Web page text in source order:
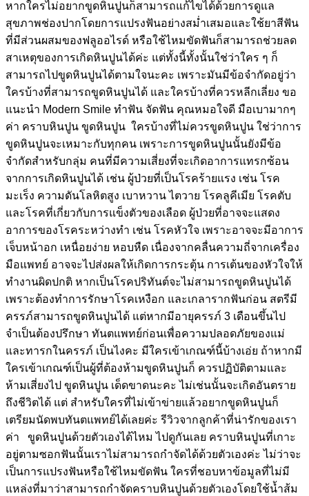
หากใครไม่อยากขูดหินปูนก็สามารถแก้ไขได้ด้วยการดูแล
สุขภาพช่องปากโดยการแปรงฟันอย่างสม่ำเสมอและใช้ยาสีฟัน
ที่มีส่วนผสมของฟลูออไรด์ หรือใช้ไหมขัดฟันก็สามารถช่วยลด
สาเหตุของการเกิดหินปูนได้ค่ะ แต่ทั้งนี้ทั้งนั้นใช่ว่าใคร ๆ ก็
สามารถไปขูดหินปูนได้ตามใจนะคะ เพราะมันมีข้อจำกัดอยู่ว่า
ใครบ้างที่สามารถขูดหินปูนได้ และใครบ้างที่ควรหลีกเลี่ยง ขอ
แนะนำ Modern Smile ทำฟัน จัดฟัน คุณหมอใจดี มือเบามากๆ
ค่า คราบหินปูน ขูดหินปูน ใครบ้างที่ไม่ควรขูดหินปูน ใช่ว่าการ
ขูดหินปูนจะเหมาะกับทุกคน เพราะการขูดหินปูนนั้นยังมีข้อ
จำกัดสำหรับกลุ่ม คนที่มีความเสี่ยงที่จะเกิดอาการแทรกซ้อน
จากการเกิดหินปูนได้ เช่น ผู้ป่วยที่เป็นโรคร้ายแรง เช่น โรค
มะเร็ง ความดันโลหิตสูง เบาหวาน ไตวาย โรคลูคีเมีย โรคตับ
และโรคที่เกี่ยวกับการแข็งตัวของเลือด ผู้ป่วยที่อาจจะแสดง
อาการของโรคระหว่างทำ เช่น โรคหัวใจ เพราะอาจจะมีอาการ
เจ็บหน้าอก เหนื่อยง่าย หอบหืด เนื่องจากคลื่นความถี่จากเครื่อง
มือแพทย์ อาจจะไปส่งผลให้เกิดการกระตุ้น การเต้นของหัวใจให้
ทำงานผิดปกติ หากเป็นโรคปริทันต์จะไม่สามารถขูดหินปูนได้
เพราะต้องทำการรักษาโรคเหงือก และเกลารากฟันก่อน สตรีมี
ครรภ์สามารถขูดหินปูนได้ แต่หากมีอายุครรภ์ 3 เดือนขึ้นไป
จำเป็นต้องปรึกษา ทันตแพทย์ก่อนเพื่อความปลอดภัยของแม่
และทารกในครรภ์ เป็นไงคะ มีใครเข้าเกณฑ์นี้บ้างเอ่ย ถ้าหากมี
ใครเข้าเกณฑ์เป็นผู้ที่ต้องห้ามขูดหินปูนก็ ควรปฏิบัติตามและ
ห้ามเสี่ยงไป ขูดหินปูน เด็ดขาดนะคะ ไม่เช่นนั้นจะเกิดอันตราย
ถึงชีวิตได้ แต่ สำหรับใครที่ไม่เข้าข่ายแล้วอยากขูดหินปูนก็
เตรียมนัดพบทันตแพทย์ได้เลยค่ะ รีวิวจากลูกค้าที่น่ารักของเรา
ค่า ขูดหินปูนด้วยตัวเองได้ไหม ไปดูกันเลย คราบหินปูนที่เกาะ
อยู่ตามซอกฟันนั้นเราไม่สามารถกำจัดได้ด้วยตัวเองค่ะ ไม่ว่าจะ
เป็นการแปรงฟันหรือใช้ไหมขัดฟัน ใครที่ชอบหาข้อมูลที่ไม่มี
แหล่งที่มาว่าสามารถกำจัดคราบหินปูนด้วยตัวเองโดยใช้น้ำส้ม